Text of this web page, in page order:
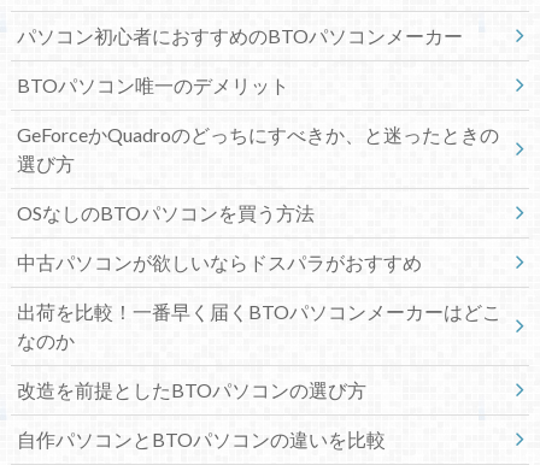
パソコン初心者におすすめのBTOパソコンメーカー
BTOパソコン唯一のデメリット
GeForceかQuadroのどっちにすべきか、と迷ったときの
選び方
OSなしのBTOパソコンを買う方法
中古パソコンが欲しいならドスパラがおすすめ
出荷を比較！一番早く届くBTOパソコンメーカーはどこ
なのか
改造を前提としたBTOパソコンの選び方
自作パソコンとBTOパソコンの違いを比較